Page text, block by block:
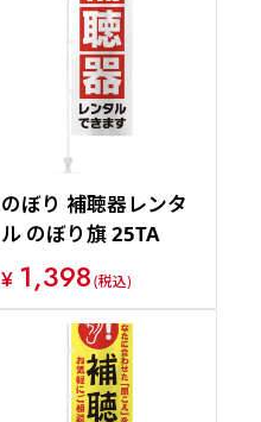
のぼり 補聴器レンタ
ル のぼり旗 25TA
¥ 1,398(税込)